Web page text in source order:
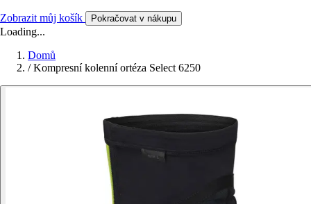
Zobrazit můj košík Pokračovat v nákupu
Loading...
Domů
/ Kompresní kolenní ortéza Select 6250